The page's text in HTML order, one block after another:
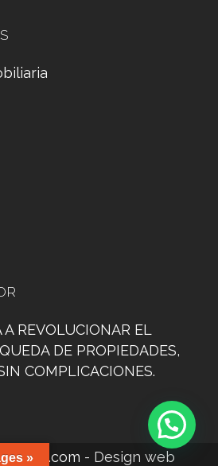
REVOLUCIONAR EL
DE PROPIEDADES,
COMPLICACIONES.
- Design web
»